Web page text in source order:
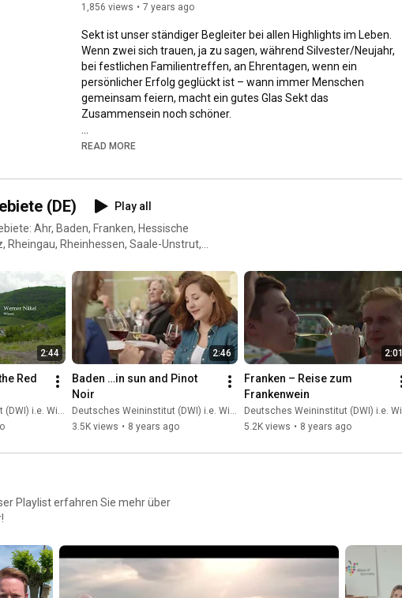
1,856 views 7 years ago
Sekt ist unser ständiger Begleiter bei allen Highlights im Leben.
Wenn zwei sich trauen, ja zu sagen, während Silvester/Neujahr,
bei festlichen Familientreffen, an Ehrentagen, wenn ein
persönlicher Erfolg geglückt ist – wann immer Menschen
gemeinsam feiern, macht ein gutes Glas Sekt das
Zusammensein noch schöner.
READ MORE
(DE)
Play all
Ahr, Baden, Franken, Hessische
Rheingau, Rheinhessen, Saale-Unstrut,
2:44
Red
of Germany
2:46
Baden …in sun and Pinot
Noir
Deutsches Weininstitut (DWI) i.e. Wines of Germany
3.5K views • 8 years ago
2:01
Franken – Reise zum
Frankenwein
Deutsches Weininstitut (DWI) i.e. Wines of Germany
5.2K views • 8 years ago
Playlist erfahren Sie mehr über